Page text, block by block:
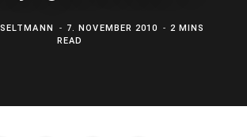
7. NOVEMBER 2010
2 MINS
READ